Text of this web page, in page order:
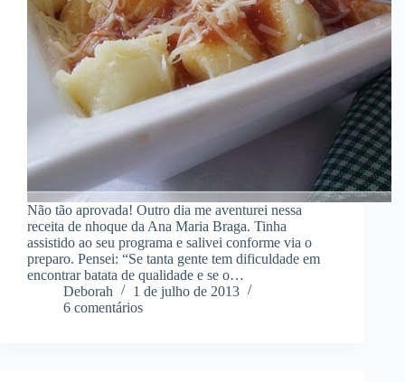
Não tão aprovada! Outro dia me aventurei nessa
receita de nhoque da Ana Maria Braga. Tinha
assistido ao seu programa e salivei conforme via o
preparo. Pensei: “Se tanta gente tem dificuldade em
encontrar batata de qualidade e se o…
Deborah
1 de julho de 2013
6 comentários